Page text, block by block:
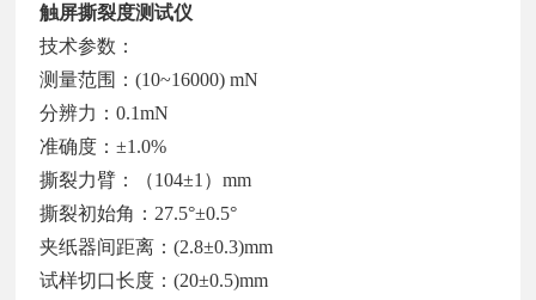
触屏撕裂度测试仪
技术参数：
测量范围：(10~16000) mN
分辨力：0.1mN
准确度：±1.0%
撕裂力臂：（104±1）mm
撕裂初始角：27.5°±0.5°
夹纸器间距离：(2.8±0.3)mm
试样切口长度：(20±0.5)mm